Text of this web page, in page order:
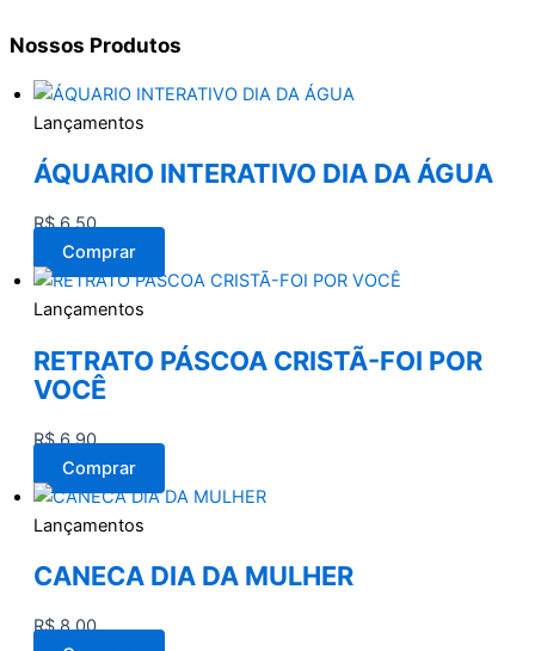
Nossos Produtos
Lançamentos
ÁQUARIO INTERATIVO DIA DA ÁGUA
R$6,50
Comprar
Lançamentos
RETRATO PÁSCOA CRISTÃ-FOI POR
VOCÊ
R$6,90
Comprar
Lançamentos
CANECA DIA DA MULHER
R$8,00